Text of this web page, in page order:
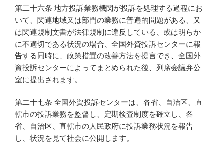
第二十六条 地方投訴業務機関が投訴を処理する過程にお
いて、関連地域又は部門の業務に普遍的問題がある、又
は関連規制文書が法律規制に違反している、或は明らか
に不適切である状況の場合、全国外資投訴センターに報
告する同時に、政策措置の改善方法を提言でき、全国外
資投訴センターによってまとめられた後、列席会議弁公
室に提出されます。
第二十七条 全国外資投訴センターは、各省、自治区、直
轄市の投訴業務を監督し、定期検査制度を確立し、各
省、自治区、直轄市の人民政府に投訴業務状況を報告
し、状況を見て社会に公開します。